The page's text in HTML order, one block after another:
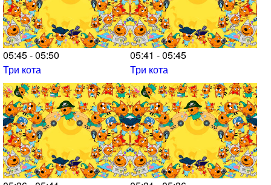
05:45 - 05:50
Три кота
05:41 - 05:45
Три кота